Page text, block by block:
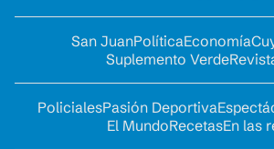
San JuanPolíticaEconomía
Suplemento Verde
PolicialesPasión Deportiva
El MundoRecetasEn las